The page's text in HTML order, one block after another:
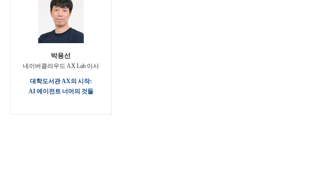
박용선
네이버클라우드 AX Lab 이사
대학도서관 AX의 시작:
AI 에이전트 너머의 것들